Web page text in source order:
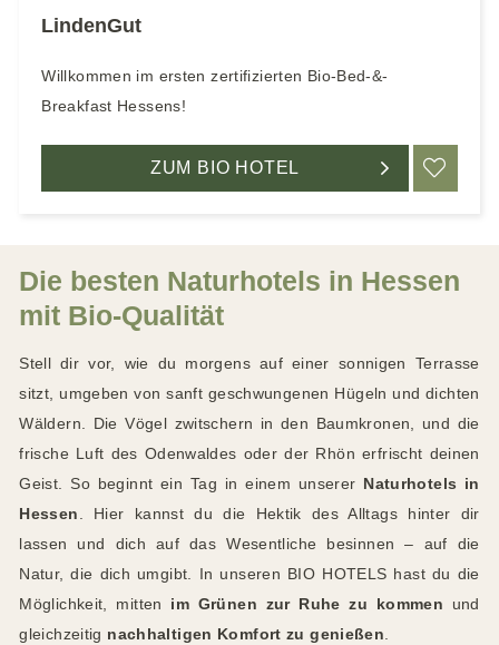
LindenGut
Willkommen im ersten zertifizierten Bio-Bed-&-
Breakfast Hessens!
ZUM BIO HOTEL
Die besten Naturhotels in Hessen
mit Bio-Qualität
Stell dir vor, wie du morgens auf einer sonnigen Terrasse
sitzt, umgeben von sanft geschwungenen Hügeln und dichten
Wäldern. Die Vögel zwitschern in den Baumkronen, und die
frische Luft des Odenwaldes oder der Rhön erfrischt deinen
Geist. So beginnt ein Tag in einem unserer Naturhotels in
Hessen . Hier kannst du die Hektik des Alltags hinter dir
lassen und dich auf das Wesentliche besinnen – auf die
Natur, die dich umgibt. In unseren BIO HOTELS hast du die
Möglichkeit, mitten im Grünen zur Ruhe zu kommen und
gleichzeitig nachhaltigen Komfort zu genießen